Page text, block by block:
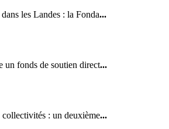
les Landes : la Fonda...
un fonds de soutien direct...
: un deuxième...